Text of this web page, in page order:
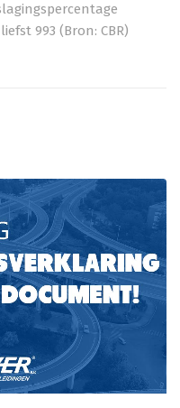
993 (Bron: CBR)